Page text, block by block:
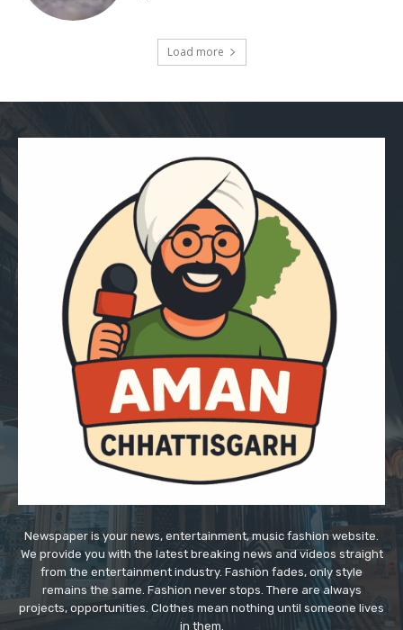
Load more
Newspaper is your news, entertainment, music fashion website.
We provide you with the latest breaking news and videos straight
from the entertainment industry. Fashion fades, only style
remains the same. Fashion never stops. There are always
projects, opportunities. Clothes mean nothing until someone lives
in them.